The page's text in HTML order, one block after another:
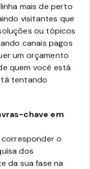
mais de perto
visitantes que
ou tópicos
canais pagos
um orçamento
quem você está
tentando
chave em
o
dos
da sua fase na